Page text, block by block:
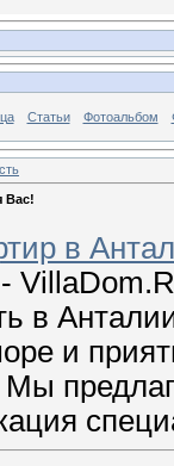
Статьи Фотоальбом
Вас!
в
в
и